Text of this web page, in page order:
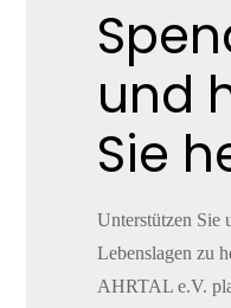
und
Sie
Unterstützen Sie
Lebenslagen zu
AHRTAL e.V.